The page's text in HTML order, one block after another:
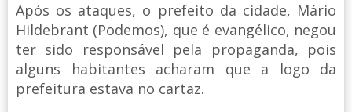
Após os ataques, o prefeito da cidade, Mário
Hildebrant (Podemos), que é evangélico, negou
ter sido responsável pela propaganda, pois
alguns habitantes acharam que a logo da
prefeitura estava no cartaz.